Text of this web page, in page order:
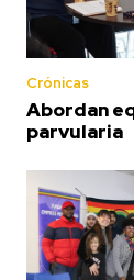
Crónicas
Abordan
parvularia